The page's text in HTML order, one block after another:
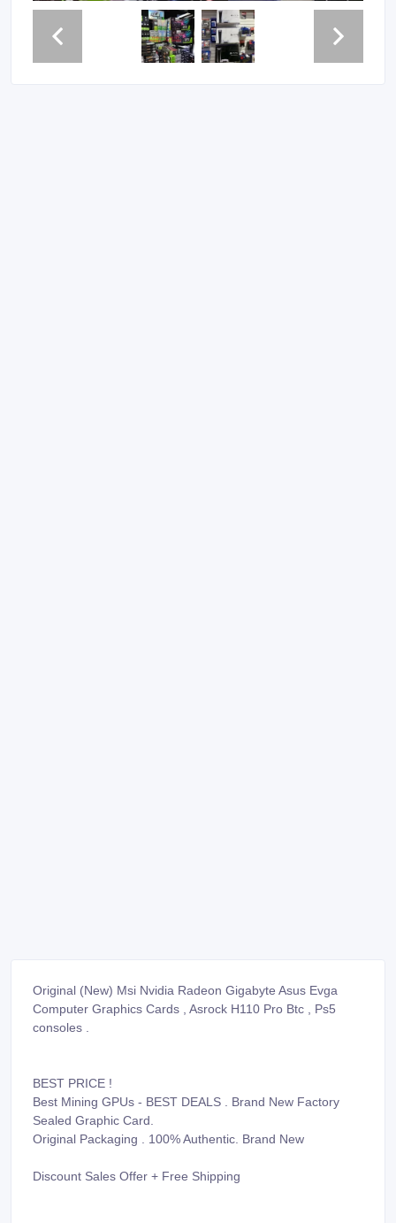
Computer Graphics Cards , Asrock H110 Pro Btc , Ps5
consoles .
Best Mining GPUs - BEST DEALS . Brand New Factory